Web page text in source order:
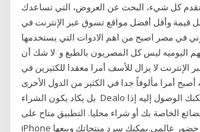
كل شيء، البحث عن العروض، التي تساعدك
قيمة وأقل أفضل مواقع تسوق عبر الإنترنت في
في مصر اصبح من اهم الادوات التي يستخدمها
اليوميه ليس كل المصريون بالطبع و لا شك أن
الإنترنت لا يزال للأسف أمرا معقدا للكثيرين في
أصبح أمرا مألوفاً جدا في الكثير من الدول الأخرى
بل يكاد يكون الشراء Dealo هو تطبيق رائع آخر يمكنك الوصول إليه إذا
الخاصة بك أو شراء محليا. التطبيق متاح على